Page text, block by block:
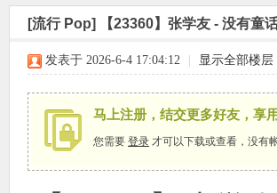
» › › ›
[流行 Pop] 【23360】张学友 - 没有童
发表于 2026-6-4 17:04:12 显示全部楼层
马上注册，结交更多好友，享
您需要 登录 才可以下载或查看，没有